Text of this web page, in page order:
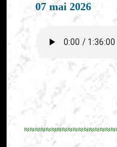
07 mai 2026